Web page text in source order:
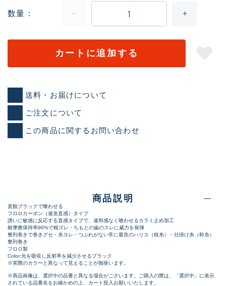
数量
カートに追加する
送料・お届けについて
ご注文について
この商品に関するお問い合わせ
商品説明
直観ブラックで喰わせる
フロロカーボン（速攻直感）タイプ
誘いに敏感に反応する直感タイプで、違和感なく喰わせるカラミ止め加工
耐摩擦保持率90%で根ズレ・ちもとの歯のスレに威力を発揮
整列巻きで巻きグセ・糸ヨレ・つぶれがない常に最良のハリス（枝糸）・仕掛け糸（幹糸）
整列巻き
フロロ製
Color:光を吸収し反射率を減少させるブラック
※実際のカラーと異なって見えることが御座います。
※商品画像は、選択中の品番と異なる場合がございます。ご購入の際は、「選択中」に表示
されている品番名をお確かめの上、カート投入お願いいたします。